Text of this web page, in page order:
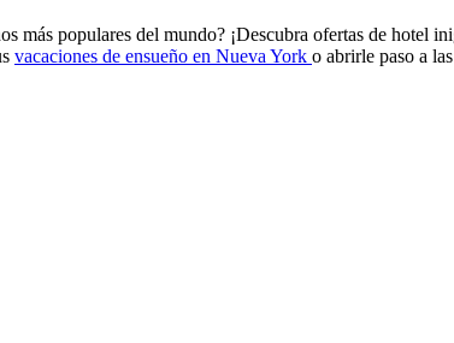
más populares del mundo? ¡Descubra ofertas de hotel
vacaciones de ensueño en Nueva York o abrirle paso a